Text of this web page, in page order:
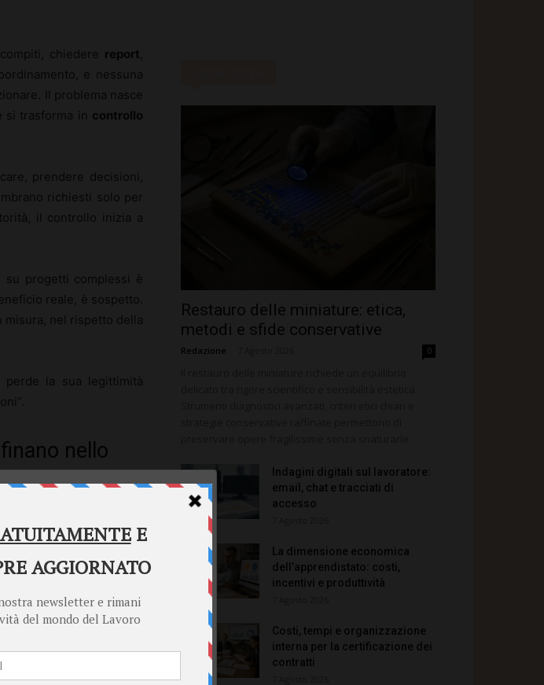
chiedere report
e nessuna
Il problema nasce
si trasforma in controllo
prendere decisioni,
richiesti solo per
il controllo inizia a
su progetti complessi è
reale, è sospetto.
misura, nel rispetto della
perde la sua legittimità
nello
delle pretese a creare il
giorno, senza motivo
: dover compilare
che nessuno sembra
Restauro delle miniature: etica,
metodi e sfide conservative
Redazione 0
Indagini digitali sul lavoratore:
email, chat e tracciati di
accesso
La dimensione economica
dell’apprendistato: costi,
incentivi e produttività
Costi, tempi e organizzazione
interna per la certificazione dei
contratti
your consent to use your
following purposes:
content, advertising and content
on a device
and information from your device